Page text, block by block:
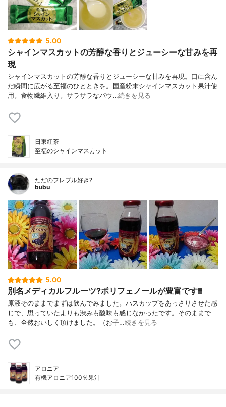
5.00
シャインマスカットの芳醇な香りとジューシーな甘みを再
現
シャインマスカットの芳醇な香りとジューシーな甘みを再現。口に含ん
だ瞬間に広がる至福のひとときを。国産粉末シャインマスカット果汁使
用。食物繊維入り。サラサラなパウ…続きを見る
日東紅茶
至福のシャインマスカット
ただのフレブル好き?
bubu
5.00
別名メディカルフルーツ?ポリフェノールが豊富です❕❕
原液そのままでまずは飲んでみました。ハスカップをあっさりさせた感
じで、思っていたよりも渋みも酸味も感じなかったです。そのままで
も、全然おいしく頂けました。（お子…続きを見る
アロニア
有機アロニア100％果汁